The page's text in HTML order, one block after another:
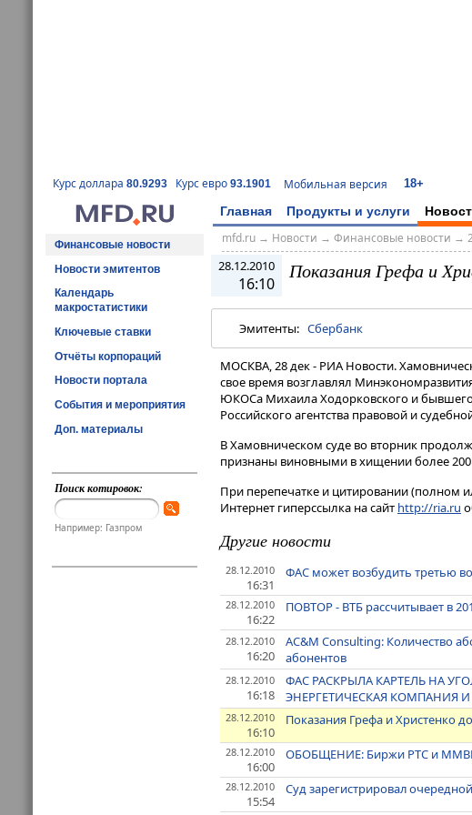
Курс доллара 80.9293 Курс евро 93.1901 Мобильная версия 18+
Главная Продукты и услуги
Финансовые новости
Новости эмитентов
Календарь
макростатистики
Ключевые ставки
Отчёты корпораций
Новости портала
События и мероприятия
Доп. материалы
Поиск котировок:
Например: Газпром
mfd.ru→ Новости → Финансовые новости →
28.12.2010
16:10
Показания Грефа и
Эмитенты: Сбербанк
МОСКВА, 28 дек - РИА Новости.
свое время возглавлял
ЮКОСа Михаила Ходорковского и
Российского агентства правовой и
В Хамовническом суде во вторник
признаны виновными в хищении более
При перепечатке и цитировании (полном
Интернет гиперссылка на сайт http://ria.ru
Другие новости
28.12.2010
16:31
ФАС может возбудить третью
28.12.2010
16:22
ПОВТОР - ВТБ рассчитывает в
28.12.2010
16:20
AC&M Consulting: Количество
абонентов
28.12.2010
16:18
ФАС РАСКРЫЛА КАРТЕЛЬ НА
ЭНЕРГЕТИЧЕСКАЯ КОМПАНИЯ И
28.12.2010
16:10
Показания Грефа и Христенко
28.12.2010
16:00
ОБОБЩЕНИЕ: Биржи РТС и ММВБ
28.12.2010
15:54
Суд зарегистрировал